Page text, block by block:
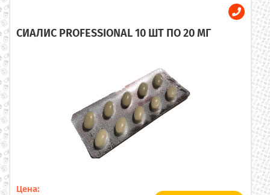
СИАЛИС PROFESSIONAL 10 ШТ ПО 20 МГ
Цена: